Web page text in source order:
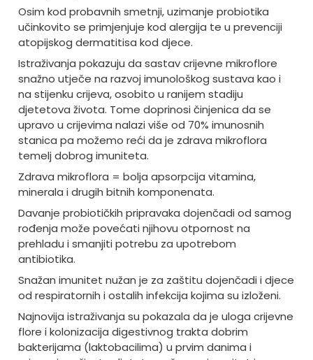
Osim kod probavnih smetnji, uzimanje probiotika
učinkovito se primjenjuje kod alergija te u prevenciji
atopijskog dermatitisa kod djece.
Istraživanja pokazuju da sastav crijevne mikroflore
snažno utječe na razvoj imunološkog sustava kao i
na stijenku crijeva, osobito u ranijem stadiju
djetetova života. Tome doprinosi činjenica da se
upravo u crijevima nalazi više od 70% imunosnih
stanica pa možemo reći da je zdrava mikroflora
temelj dobrog imuniteta.
Zdrava mikroflora = bolja apsorpcija vitamina,
minerala i drugih bitnih komponenata.
Davanje probiotičkih pripravaka dojenčadi od samog
rođenja može povećati njihovu otpornost na
prehladu i smanjiti potrebu za upotrebom
antibiotika.
Snažan imunitet nužan je za zaštitu dojenčadi i djece
od respiratornih i ostalih infekcija kojima su izloženi.
Najnovija istraživanja su pokazala da je uloga crijevne
flore i kolonizacija digestivnog trakta dobrim
bakterijama (laktobacilima) u prvim danima i